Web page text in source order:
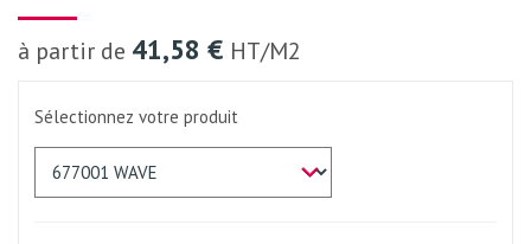
à partir de 41,58 € HT/M2
Sélectionnez votre produit